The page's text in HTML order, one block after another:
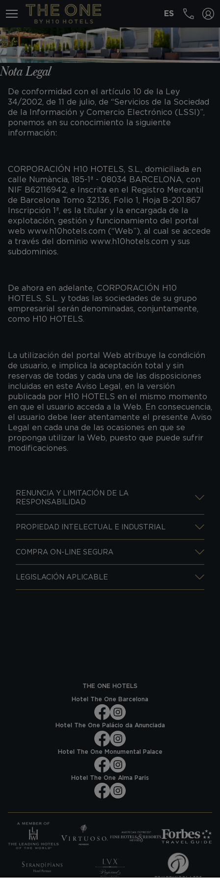
MENÚ ES
Nota Legal
De conformidad con el artículo 10 de la Ley
34/2002, de 11 de julio, de “Servicios de la Sociedad
de la Información y Comercio Electrónico (LSSI)”,
ponemos en su conocimiento la siguiente
información:
CORPORACIÓN H10 HOTELS, S.L., domiciliada en
calle Numància, 185-1ª - 08034 BARCELONA, con
NIF B62116942, e Inscrita en el Registro Mercantil
de Barcelona Tomo 32.136, Folio 1, Hoja B-201.867
Inscripción 1ª, es la titular y la encargada de la
explotación, gestión y funcionamiento del portal
web www.h10hotels.com (“Web”), al cual se accede
a través del dominio www.h10hotels.com y sus
subdominios.
De ahora en adelante, CORPORACIÓN H10
HOTELS, S.L. y todas las sociedades de su grupo
empresarial serán denominadas, conjuntamente,
como H10 HOTELS.
La utilización del portal Web atribuye la condición
de usuario, e implica la aceptación total y sin
reservas de todas y cada una de las disposiciones
incluidas en este Aviso Legal, en la versión
publicada por H10 HOTELS en el mismo momento
en que el usuario acceda a la Web. En consecuencia,
el usuario debe leer atentamente el presente Aviso
Legal en cada una de las ocasiones en que se
proponga utilizar la Web, puesto que puede sufrir
modificaciones.
RENUNCIA Y LIMITACIÓN DE LA
RESPONSABILIDAD
PROPIEDAD INTELECTUAL E INDUSTRIAL
COMPRA ON-LINE SEGURA
LEGISLACIÓN APLICABLE
THE ONE HOTELS
Hotel The One Barcelona
Hotel The One Palácio da Anunciada
Hotel The One Monumental Palace
Hotel The One Alma Paris